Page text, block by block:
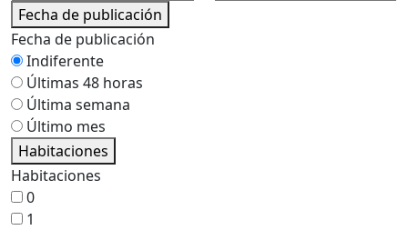
Fecha de publicación
Fecha de publicación
Indiferente
Últimas 48 horas
Última semana
Último mes
Habitaciones
Habitaciones
0
1